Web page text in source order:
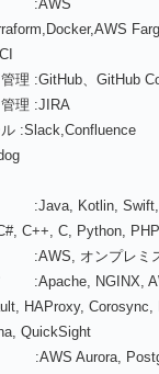
:AWS
理 :GitHub、GitHub
理 :JIRA
:Slack,Confluence
Kotlin, Swift,
C++, C, Python, PHP
オンプレミ
:Apache, NGINX,
HAProxy, Corosync,
QuickSight
Aurora,